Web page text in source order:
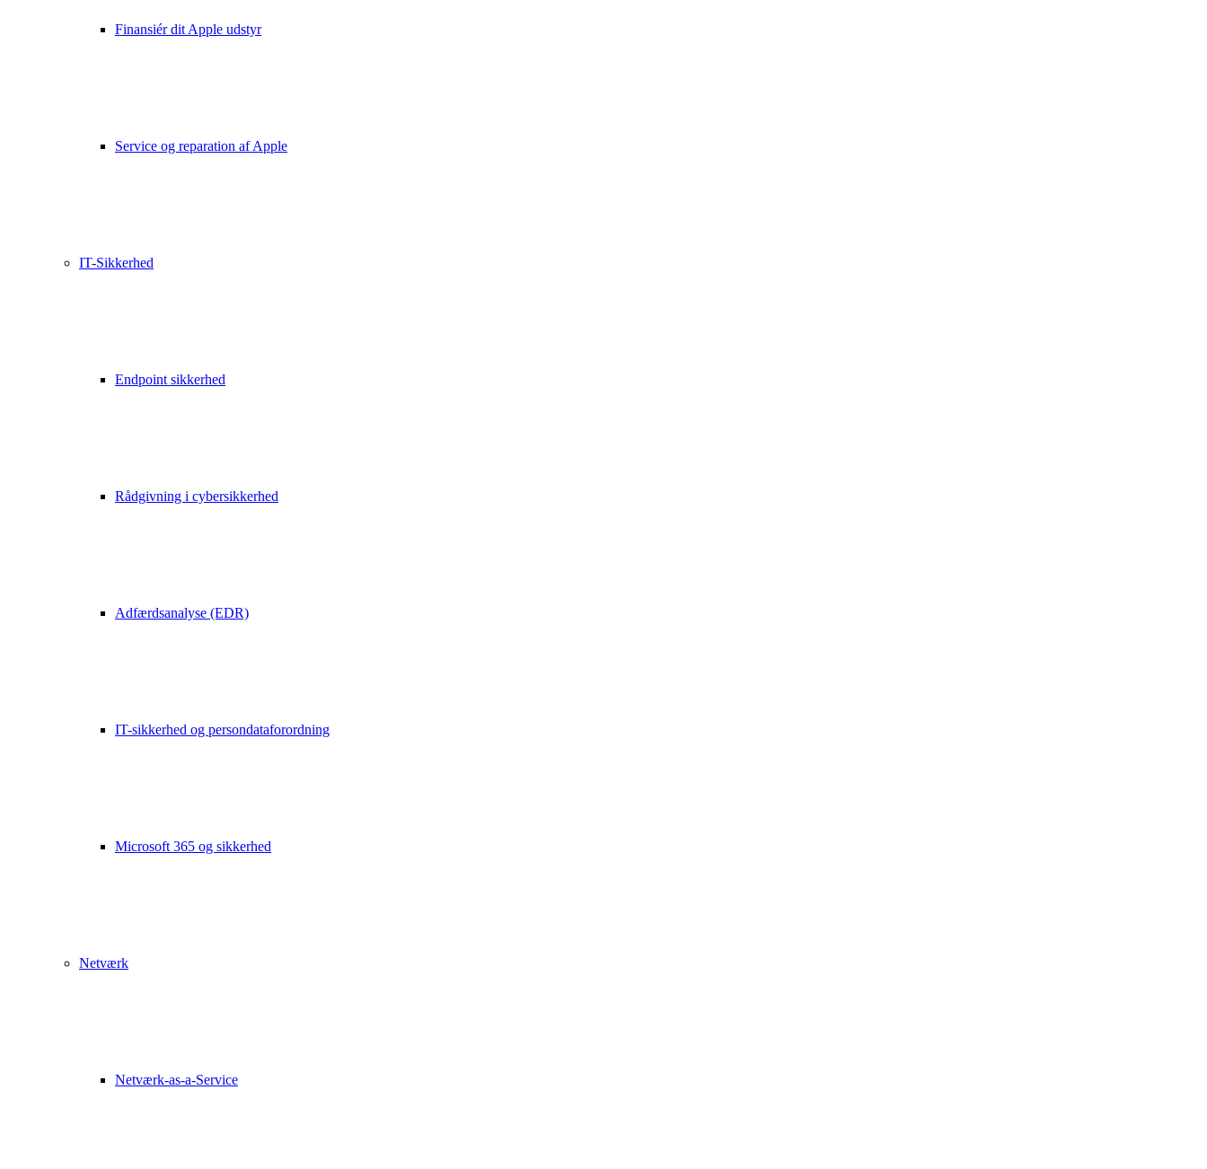
Finansiér dit Apple udstyr
Service og reparation af Apple
IT-Sikkerhed
Endpoint sikkerhed
Rådgivning i cybersikkerhed
Adfærdsanalyse (EDR)
IT-sikkerhed og persondataforordning
Microsoft 365 og sikkerhed
Netværk
Netværk-as-a-Service